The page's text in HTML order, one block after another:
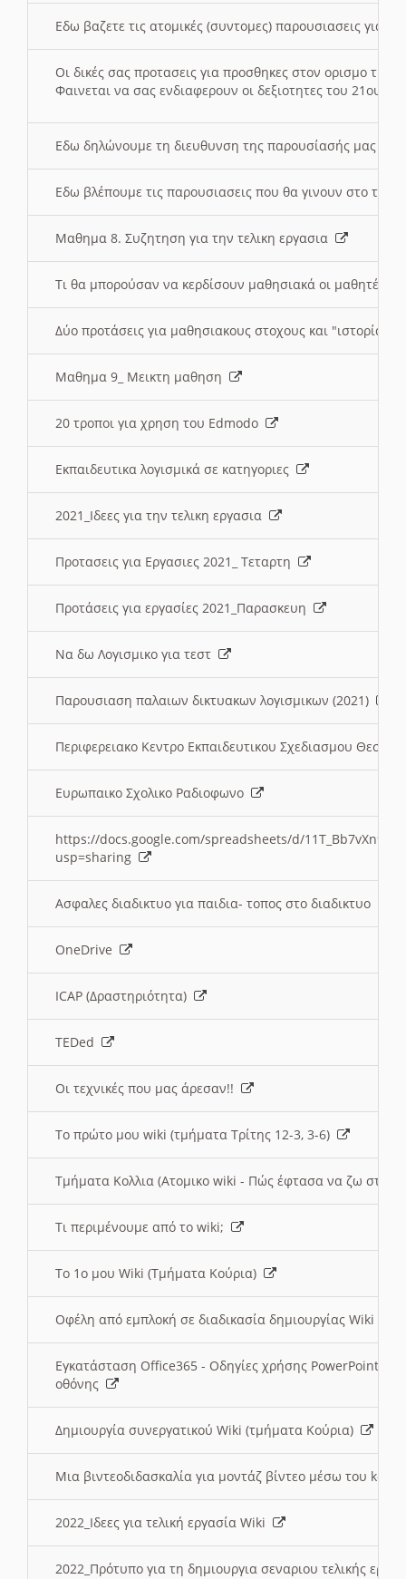
Εδω βαζετε τις ατομικές (συντομες) παρουσιασεις για
Οι δικές σας προτασεις για προσθηκες στον ορισμο
Φαινεται να σας ενδιαφερουν οι δεξιοτητες του 21ου
Εδω δηλώνουμε τη διευθυνση της παρουσίασής μας
Εδω βλέπουμε τις παρουσιασεις που θα γινουν στο
Μαθημα 8. Συζητηση για την τελικη εργασια
Τι θα μπορούσαν να κερδίσουν μαθησιακά οι μαθητές/
Δύο προτάσεις για μαθησιακους στοχους και "ιστορία"
Μαθημα 9_ Μεικτη μαθηση
20 τροποι για χρηση του Edmodo
Εκπαιδευτικα λογισμικά σε κατηγοριες
2021_Ιδεες για την τελικη εργασια
Προτασεις για Εργασιες 2021_ Τεταρτη
Προτάσεις για εργασίες 2021_Παρασκευη
Να δω Λογισμικο για τεστ
Παρουσιαση παλαιων δικτυακων λογισμικων (2021)
Περιφερειακο Κεντρο Εκπαιδευτικου Σχεδιασμου
Ευρωπαικο Σχολικο Ραδιοφωνο
https://docs.google.com/spreadsheets/d/
usp=sharing
Ασφαλες διαδικτυο για παιδια- τοπος στο διαδικτυο
OneDrive
ICAP (Δραστηριότητα)
TEDed
Οι τεχνικές που μας άρεσαν!!
Το πρώτο μου wiki (τμήματα Τρίτης 12-3, 3-6)
Τμήματα Κολλια (Ατομικο wiki - Πώς έφτασα να ζω στην
Τι περιμένουμε από το wiki;
Το 1ο μου Wiki (Τμήματα Κούρια)
Οφέλη από εμπλοκή σε διαδικασία δημιουργίας Wiki
Εγκατάσταση Office365 - Οδηγίες χρήσης PowerPoint
οθόνης
Δημιουργία συνεργατικού Wiki (τμήματα Κούρια)
Μια βιντεοδιδασκαλία για μοντάζ βίντεο μέσω του
2022_Ιδεες για τελική εργασία Wiki
2022_Πρότυπο για τη δημιουργια σεναριου τελικής